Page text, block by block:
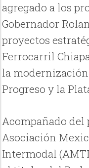
agregado a los
Gobernador
proyectos
Ferrocarril
la
Progreso y la
Acompañado del
Asociación
Intermodal